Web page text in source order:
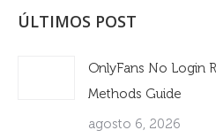
ÚLTIMOS POST
OnlyFans No Login
Methods Guide
agosto 6, 2026